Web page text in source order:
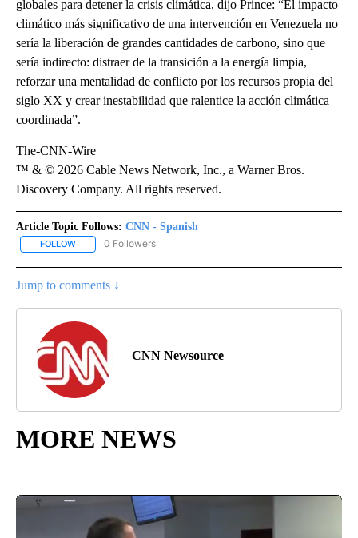
globales para detener la crisis climática, dijo Prince: “El impacto
climático más significativo de una intervención en Venezuela no
sería la liberación de grandes cantidades de carbono, sino que
sería indirecto: distraer de la transición a la energía limpia,
reforzar una mentalidad de conflicto por los recursos propia del
siglo XX y crear inestabilidad que ralentice la acción climática
coordinada”.
The-CNN-Wire
™ & © 2026 Cable News Network, Inc., a Warner Bros.
Discovery Company. All rights reserved.
Article Topic Follows: CNN - Spanish
FOLLOW FOLLOW "CNN - SPANISH" TO RECEIVE NOTIFICATIONS ABOUT
0 Followers
Jump to comments ↓
CNN Newsource
MORE NEWS